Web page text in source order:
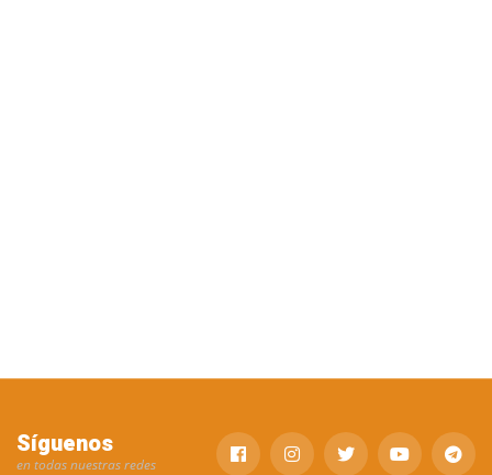
Síguenos
en todas nuestras redes